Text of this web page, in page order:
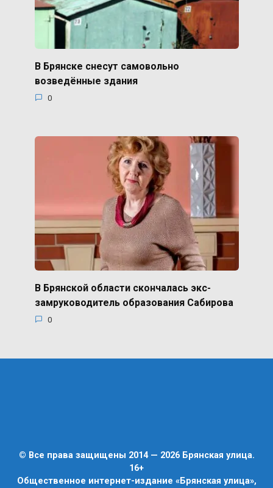
В Брянске снесут самовольно
возведённые здания
0
В Брянской области скончалась экс-
замруководитель образования Сабирова
0
© Все права защищены 2014 — 2026 Брянская улица.
16+
Общественное интернет-издание «Брянская улица»,